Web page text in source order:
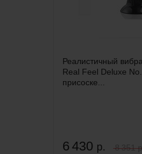
Реалистичный
Real Feel Deluxe
присоске...
6 430 р. 8 351